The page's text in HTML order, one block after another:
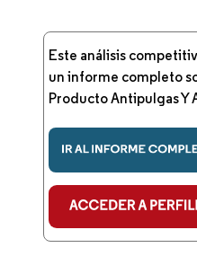
Este análisis
un informe completo
Producto Antipulgas Y